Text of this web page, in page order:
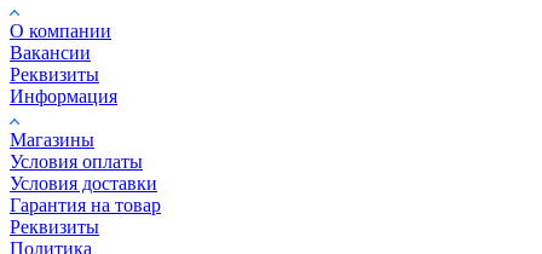
О компании
Вакансии
Реквизиты
Информация
Магазины
Условия оплаты
Условия доставки
Гарантия на товар
Реквизиты
Политика